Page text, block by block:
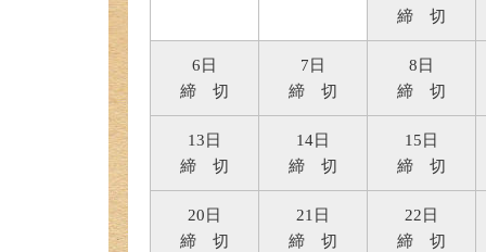
締 切
6日
締 切
7日
締 切
8日
締 切
13日
締 切
14日
締 切
15日
締 切
20日
締 切
21日
締 切
22日
締 切